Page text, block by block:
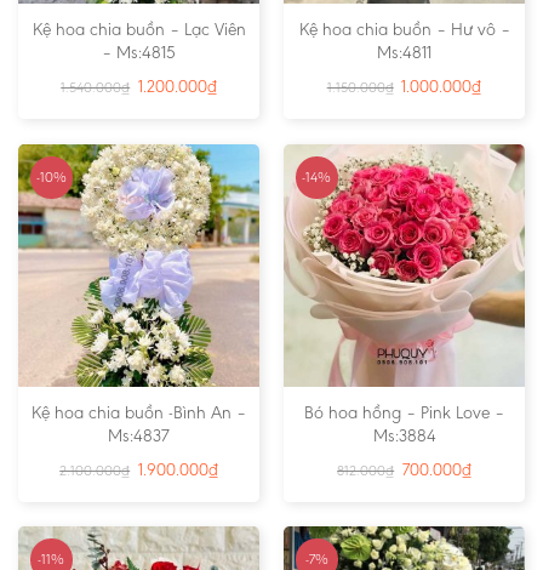
Kệ hoa chia buồn – Lạc Viên
– Ms:4815
1.540.000₫ 1.200.000₫
Kệ hoa chia buồn – Hư vô –
Ms:4811
1.150.000₫ 1.000.000₫
-10%
Kệ hoa chia buồn -Bình An –
Ms:4837
2.100.000₫ 1.900.000₫
-14%
Bó hoa hồng – Pink Love –
Ms:3884
812.000₫ 700.000₫
-11% -7%